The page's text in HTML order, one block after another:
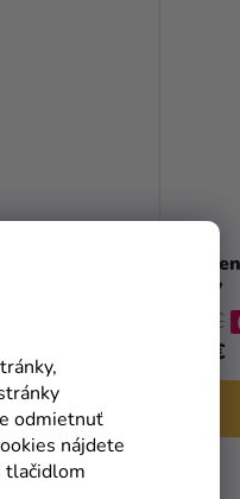
odmietnuť
nájdete
tlačidlom
číslo 7
1,58 €
2,90 €